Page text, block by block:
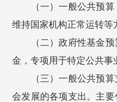
（一）一般公共预算：
维持国家机构正常运转等
（二）政府性基金预算
金，专项用于特定公共事
（三）一般公共预算支
会发展的各项支出。主